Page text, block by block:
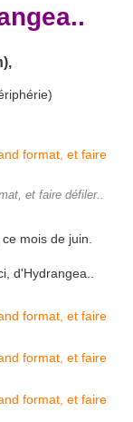
..
et faire défiler..
mois de juin.
d'Hydrangea..